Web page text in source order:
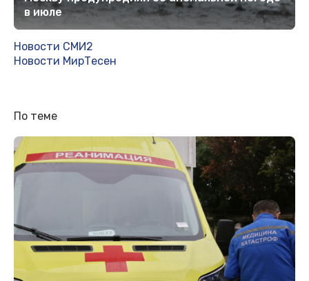
в июле
Новости СМИ2
Новости МирТесен
По теме